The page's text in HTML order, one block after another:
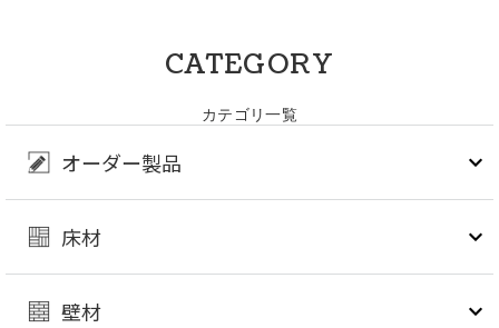
CATEGORY
カテゴリ一覧
オーダー製品
床材
壁材